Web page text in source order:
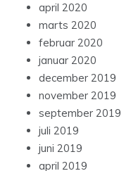
april 2020
marts 2020
februar 2020
januar 2020
december 2019
november 2019
september 2019
juli 2019
juni 2019
april 2019